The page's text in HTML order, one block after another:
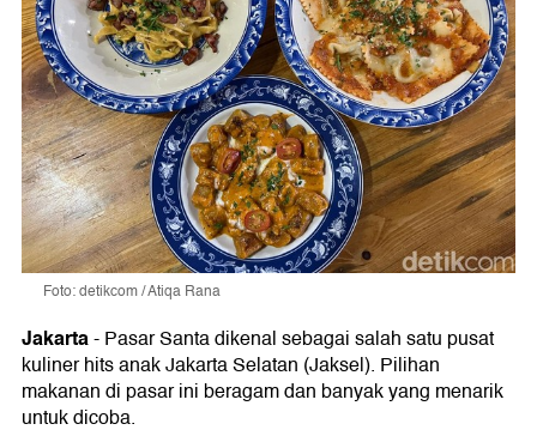
Foto: detikcom / Atiqa Rana
Jakarta-Pasar Santa dikenal sebagai salah satu pusat
kuliner hits anak Jakarta Selatan (Jaksel). Pilihan
makanan di pasar ini beragam dan banyak yang menarik
untuk dicoba.